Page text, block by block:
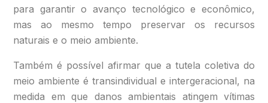
para garantir o avanço tecnológico e econômico,
mas ao mesmo tempo preservar os recursos
naturais e o meio ambiente.
Também é possível afirmar que a tutela coletiva do
meio ambiente é transindividual e intergeracional, na
medida em que danos ambientais atingem vítimas